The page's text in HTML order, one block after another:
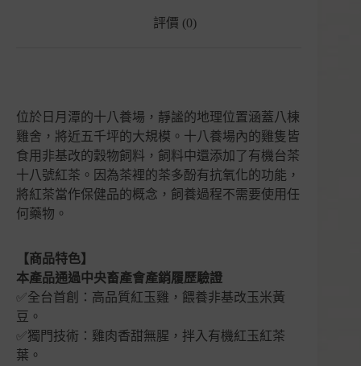
八
養
場
數
量
評價 (0)
位於日月潭的十八養場，靜謐的地理位置涵蓋八棟
雞舍，將近五千坪的大規模。十八養場內的雞隻皆
食用非基改的穀物飼料，飼料中還添加了有機台茶
十八號紅茶。因為茶裡的茶多酚有抗氧化的功能，
將紅茶當作保健品的概念，飼養過程不需要使用任
何藥物。
【商品特色】
本產品通過中央畜產會產銷履歷驗證
✅全台首創：高品質紅玉雞，餵養非基改玉米黃
豆。
✅獨門技術：雞肉香甜無腥，拌入有機紅玉紅茶
葉。